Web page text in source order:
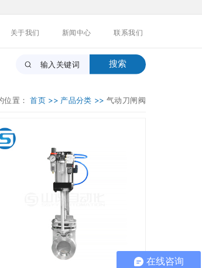
关于我们 新闻中心 联系我们
搜索
位置：首页 >> 产品分类 >> 气动刀闸阀
在线咨询